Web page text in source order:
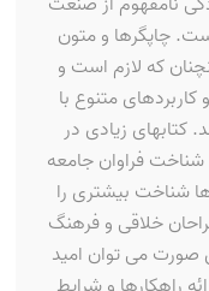
چاپگرها و متون
که لازم است و
متنوع با
کتابهای زیادی در
فراوان جامعه
شناخت بیشتری را
خلاقی و فرهنگ
صورت می توان امید